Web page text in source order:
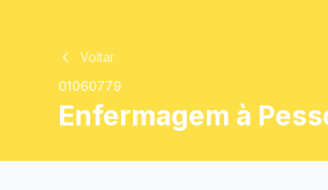
Voltar
01060779
Enfermagem à